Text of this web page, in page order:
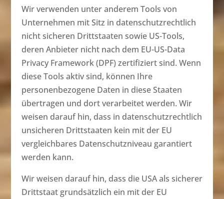
Wir verwenden unter anderem Tools von
Unternehmen mit Sitz in datenschutzrechtlich
nicht sicheren Drittstaaten sowie US-Tools,
deren Anbieter nicht nach dem EU-US-Data
Privacy Framework (DPF) zertifiziert sind. Wenn
diese Tools aktiv sind, können Ihre
personenbezogene Daten in diese Staaten
übertragen und dort verarbeitet werden. Wir
weisen darauf hin, dass in datenschutzrechtlich
unsicheren Drittstaaten kein mit der EU
vergleichbares Datenschutzniveau garantiert
werden kann.
Wir weisen darauf hin, dass die USA als sicherer
Drittstaat grundsätzlich ein mit der EU